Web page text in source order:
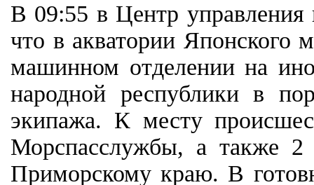
В 09:55 в Центр
что в акватории
машинном отделении на
народной республики в
экипажа. К месту
Морспасслужбы, а также 2
Приморскому краю. В